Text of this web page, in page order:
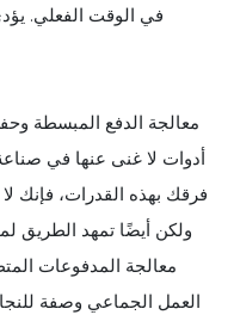
في الوقت الفعلي.
معالجة الدفع المبسطة
أدوات لا غنى عنها في
فرقك بهذه القدرات، فإنك
ولكن أيضًا تمهد الطريق
معالجة المدفوعات
العمل الجماعي وصفة